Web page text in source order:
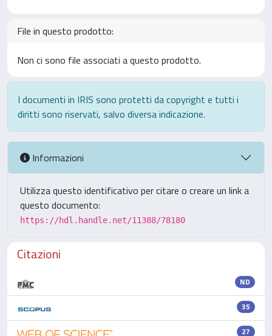
File in questo prodotto:
Non ci sono file associati a questo prodotto.
I documenti in IRIS sono protetti da copyright e tutti i
diritti sono riservati, salvo diversa indicazione.
Informazioni
Utilizza questo identificativo per citare o creare un link a
questo documento:
https://hdl.handle.net/11388/78180
Citazioni
ND
35
27